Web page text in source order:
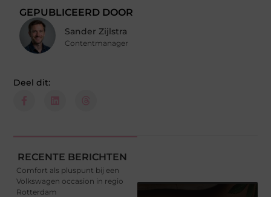
GEPUBLICEERD DOOR
Sander Zijlstra
Contentmanager
Deel dit:
RECENTE BERICHTEN
Comfort als pluspunt bij een
Volkswagen occasion in regio
Rotterdam